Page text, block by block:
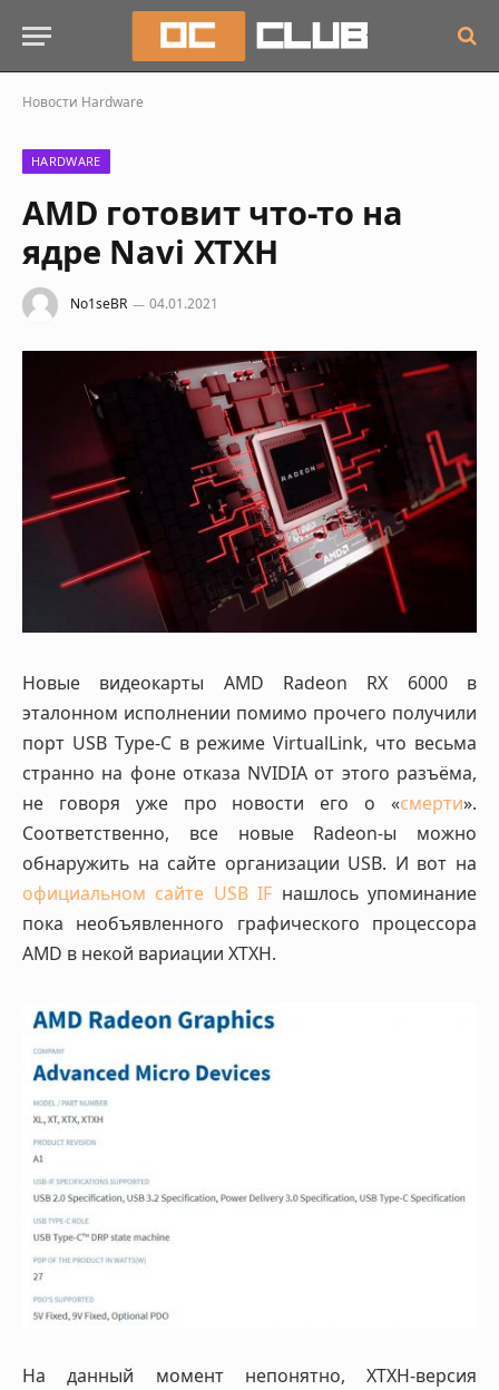
Новости Hardware
HARDWARE
AMD готовит что-то на
ядре Navi XTXH
No1seBR 04.01.2021
Новые видеокарты AMD Radeon RX 6000 в
эталонном исполнении помимо прочего получили
порт USB Type-C в режиме VirtualLink, что весьма
странно на фоне отказа NVIDIA от этого разъёма,
не говоря уже про новости его о «смерти».
Соответственно, все новые Radeon-ы можно
обнаружить на сайте организации USB. И вот на
официальном сайте USB IF нашлось упоминание
пока необъявленного графического процессора
AMD в некой вариации XTXH.
На данный момент непонятно, XTXH-версия